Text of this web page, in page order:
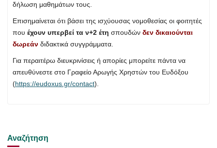
δήλωση μαθημάτων τους.
Επισημαίνεται ότι βάσει της ισχύουσας νομοθεσίας οι φοιτητές
που έχουν υπερβεί τα ν+2 έτη σπουδών δεν δικαιούνται
δωρεάν διδακτικά συγγράμματα.
Για περαιτέρω διευκρινίσεις ή απορίες μπορείτε πάντα να
απευθύνεστε στο Γραφείο Αρωγής Χρηστών του Ευδόξου
(https://eudoxus.gr/contact).
Αναζήτηση